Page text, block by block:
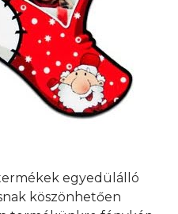
egyedülálló
köszönhetően